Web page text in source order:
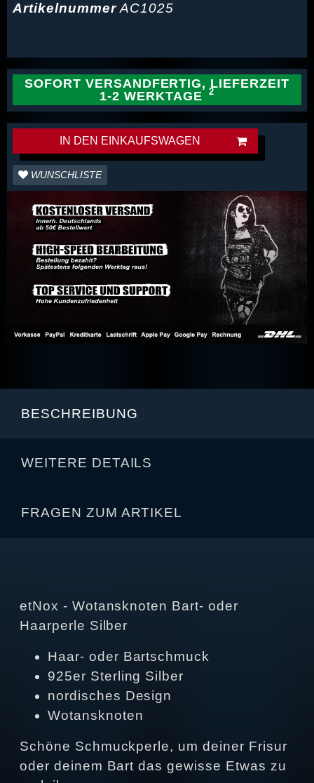
ArtikelnummerAC1025
SOFORT VERSANDFERTIG, LIEFERZEIT
1-2 WERKTAGE
IN DEN EINKAUFSWAGEN
WUNSCHLISTE
BESCHREIBUNG
WEITERE DETAILS
FRAGEN ZUM ARTIKEL
etNox - Wotansknoten Bart- oder
Haarperle Silber
Haar- oder Bartschmuck
925er Sterling Silber
nordisches Design
Wotansknoten
Schöne Schmuckperle, um deiner Frisur
oder deinem Bart das gewisse Etwas zu